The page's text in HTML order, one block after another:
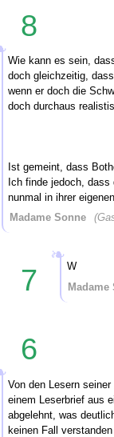
8
Wie kann es sein,
doch gleichzeitig,
wenn er doch die
doch durchaus
Ist gemeint, dass
Ich finde jedoch,
nunmal in ihrer
Madame Sonne
7
W
Madame
6
Von den Lesern
einem Leserbrief aus
abgelehnt, was
keinen Fall